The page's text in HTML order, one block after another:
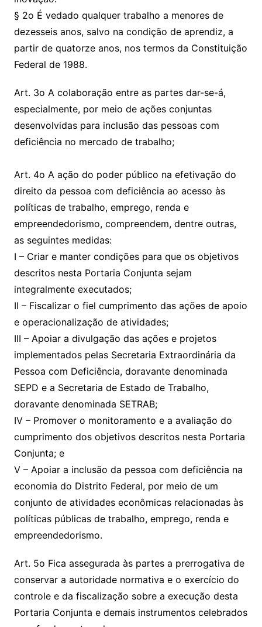
§ 2o É vedado qualquer trabalho a menores de
dezesseis anos, salvo na condição de aprendiz, a
partir de quatorze anos, nos termos da Constituição
Federal de 1988.
Art. 3o A colaboração entre as partes dar-se-á,
especialmente, por meio de ações conjuntas
desenvolvidas para inclusão das pessoas com
deficiência no mercado de trabalho;
Art. 4o A ação do poder público na efetivação do
direito da pessoa com deficiência ao acesso às
políticas de trabalho, emprego, renda e
empreendedorismo, compreendem, dentre outras,
as seguintes medidas:
I – Criar e manter condições para que os objetivos
descritos nesta Portaria Conjunta sejam
integralmente executados;
II – Fiscalizar o fiel cumprimento das ações de apoio
e operacionalização de atividades;
III – Apoiar a divulgação das ações e projetos
implementados pelas Secretaria Extraordinária da
Pessoa com Deficiência, doravante denominada
SEPD e a Secretaria de Estado de Trabalho,
doravante denominada SETRAB;
IV – Promover o monitoramento e a avaliação do
cumprimento dos objetivos descritos nesta Portaria
Conjunta; e
V – Apoiar a inclusão da pessoa com deficiência na
economia do Distrito Federal, por meio de um
conjunto de atividades econômicas relacionadas às
políticas públicas de trabalho, emprego, renda e
empreendedorismo.
Art. 5o Fica assegurada às partes a prerrogativa de
conservar a autoridade normativa e o exercício do
controle e da fiscalização sobre a execução desta
Portaria Conjunta e demais instrumentos celebrados